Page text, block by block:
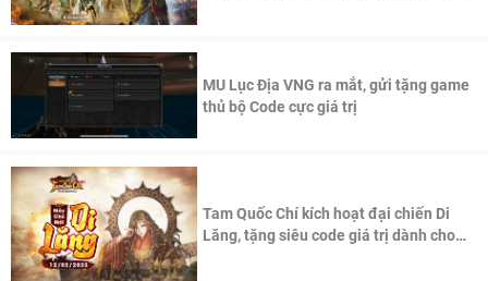
MU Lục Địa VNG ra mắt, gửi tặng game
thủ bộ Code cực giá trị
Tam Quốc Chí kích hoạt đại chiến Di
Lăng, tặng siêu code giá trị dành cho